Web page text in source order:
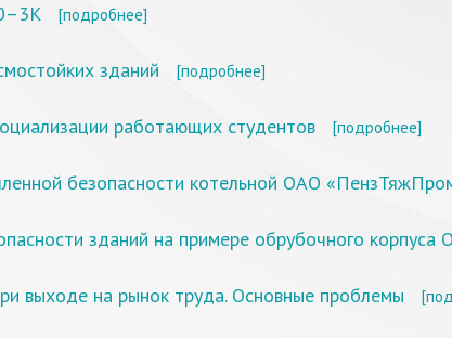
[подробнее]
зданий [подробнее]
работающих студентов [подробнее]
безопасности котельной ОАО
зданий на примере обрубочного
выходе на рынок труда. Основные проблемы